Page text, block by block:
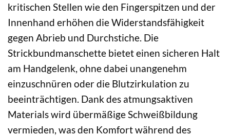
kritischen Stellen wie den Fingerspitzen und der
Innenhand erhöhen die Widerstandsfähigkeit
gegen Abrieb und Durchstiche. Die
Strickbundmanschette bietet einen sicheren Halt
am Handgelenk, ohne dabei unangenehm
einzuschnüren oder die Blutzirkulation zu
beeinträchtigen. Dank des atmungsaktiven
Materials wird übermäßige Schweißbildung
vermieden, was den Komfort während des